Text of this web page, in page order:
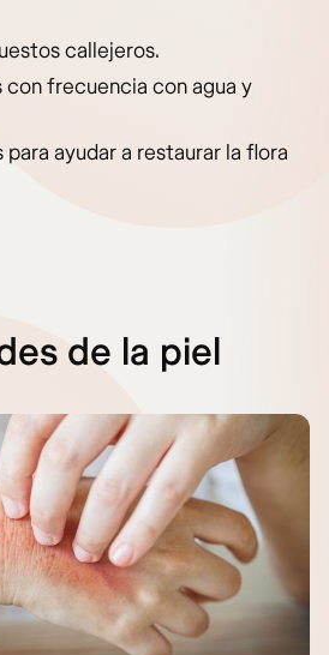
callejeros.
con frecuencia con agua y
ayudar a restaurar la flora
de la piel